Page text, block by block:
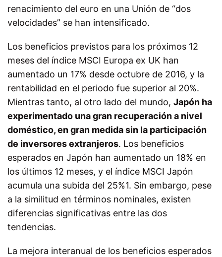
renacimiento del euro en una Unión de “dos
velocidades” se han intensificado.
Los beneficios previstos para los próximos 12
meses del índice MSCI Europa ex UK han
aumentado un 17% desde octubre de 2016, y la
rentabilidad en el periodo fue superior al 20%.
Mientras tanto, al otro lado del mundo, Japón ha
experimentado una gran recuperación a nivel
doméstico, en gran medida sin la participación
de inversores extranjeros. Los beneficios
esperados en Japón han aumentado un 18% en
los últimos 12 meses, y el índice MSCI Japón
acumula una subida del 25%1. Sin embargo, pese
a la similitud en términos nominales, existen
diferencias significativas entre las dos
tendencias.
La mejora interanual de los beneficios esperados